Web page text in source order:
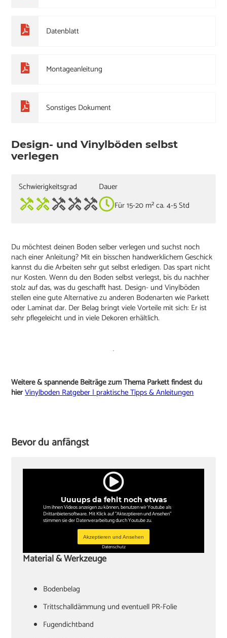
Datenblatt
Montageanleitung
Sonstiges Dokument
Design- und Vinylböden selbst
verlegen
Schwierigkeitsgrad
Dauer
Für 15-20 m² ca. 4-5 Std
Du möchtest deinen Boden selber verlegen und suchst noch
nach einer Anleitung? Mit ein bisschen handwerklichem Geschick
kannst du die Arbeiten sehr gut selbst erledigen. Das spart nicht
nur Kosten. Wenn du den Boden selbst verlegst, bis du nachher
stolz auf das, was du geschafft hast. Design- und Vinylböden
stellen eine gute Alternative zu anderen Bodenarten wie Parkett
oder Laminat dar. Der Belag bringt viele Vorteile mit sich: Er ist
sehr pflegeleicht und in viele Dekoren erhältlich.
Weitere & spannende Beiträge zum Thema Parkett findest du
hierVinylboden Ratgeber | praktische Tipps & Anleitungen
Bevor du anfängst
Uuuups da fehlt noch etwas
Um ihnen Videos anzeigen zu können, benutzen wir Youtube als
Drittanbietersoftware. Mit Klick auf "Aktezptieren und Ansehen"
stimmen sie der Datenverarbeitung durch Youtube zu.
Akzeptieren und Ansehen
Datenschutz
Material & Werkzeuge
Bodenbelag
Trittschalldämmung und eventuell PR-Folie
Fugendichtband